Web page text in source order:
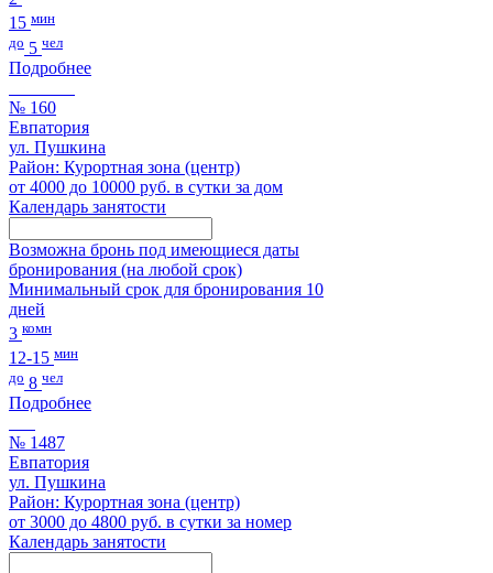
15 мин
до 5 чел
Подробнее
№ 160
Евпатория
ул. Пушкина
Район: Курортная зона (центр)
от 4000 до 10000 руб. в сутки за дом
Календарь занятости
Возможна бронь под имеющиеся даты
бронирования (на любой срок)
Минимальный срок для бронирования 10
дней
3 комн
12-15 мин
до 8 чел
Подробнее
№ 1487
Евпатория
ул. Пушкина
Район: Курортная зона (центр)
от 3000 до 4800 руб. в сутки за номер
Календарь занятости